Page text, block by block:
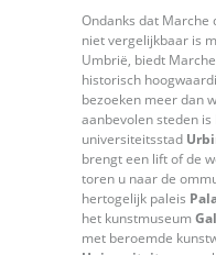
Ondanks dat Marche
niet vergelijkbaar is
Umbrië, biedt
historisch
bezoeken meer dan
aanbevolen steden
universiteitsstad
brengt een lift of de
toren u naar de
hertogelijk paleis
het kunstmuseum
met beroemde